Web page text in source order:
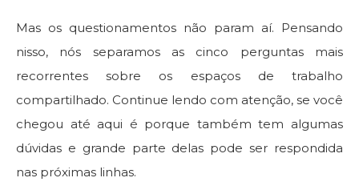
Mas os questionamentos não param aí. Pensando
nisso, nós separamos as cinco perguntas mais
recorrentes sobre os espaços de trabalho
compartilhado. Continue lendo com atenção, se você
chegou até aqui é porque também tem algumas
dúvidas e grande parte delas pode ser respondida
nas próximas linhas.